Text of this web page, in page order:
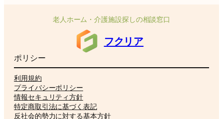
老人ホーム・介護施設探しの相談窓口
フクリア
ポリシー
利用規約
プライバシーポリシー
情報セキュリティ方針
特定商取引法に基づく表記
反社会的勢力に対する基本方針